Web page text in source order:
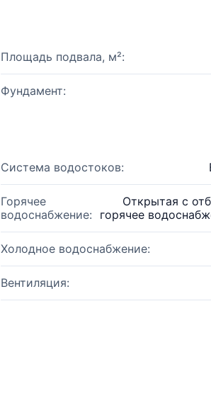
Площадь подвала, м²:
Фундамент:
Система водостоков:
Горячее
водоснабжение:
Открытая с
горячее
Холодное водоснабжение:
Вентиляция: